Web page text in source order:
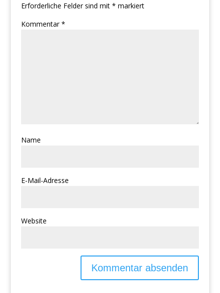
Erforderliche Felder sind mit * markiert
Kommentar*
Name
E-Mail-Adresse
Website